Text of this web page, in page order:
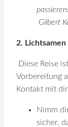
passieren!
Gilbert
2.
Diese Reise
Vorbereitung
Kontakt mit
Nimm
sicher,